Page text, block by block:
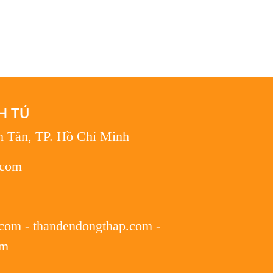
TÚ
TP. Hồ Chí Minh
- thandendongthap.com-